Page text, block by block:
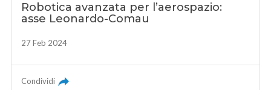
Robotica avanzata per l’aerospazio:
asse Leonardo-Comau
27 Feb 2024
Condividi